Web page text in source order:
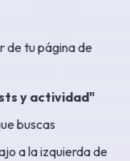
de tu página de
y actividad"
buscas
a la izquierda de